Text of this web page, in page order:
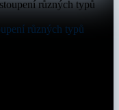
různých typů